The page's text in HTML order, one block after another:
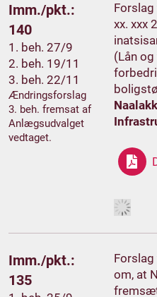
Imm./pkt.:
140
1. beh. 27/9
2. beh. 19/11
3. beh. 22/11
Ændringsforslag
3. beh. fremsat af
Anlægsudvalget
vedtaget.
xx. xxx
(Lån
Imm./pkt.:
135
om, at